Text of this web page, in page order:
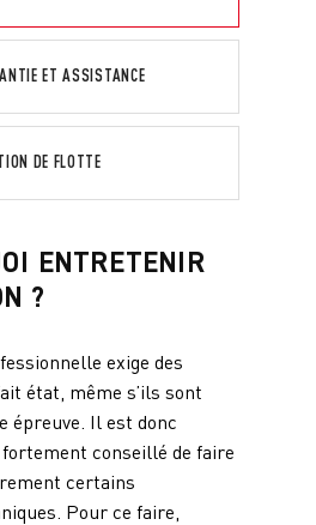
ET ASSISTANCE
DE FLOTTE
ENTRETENIR
?
exige des
état, même s’ils sont
épreuve. Il est donc
conseillé de faire
certains
Pour ce faire,